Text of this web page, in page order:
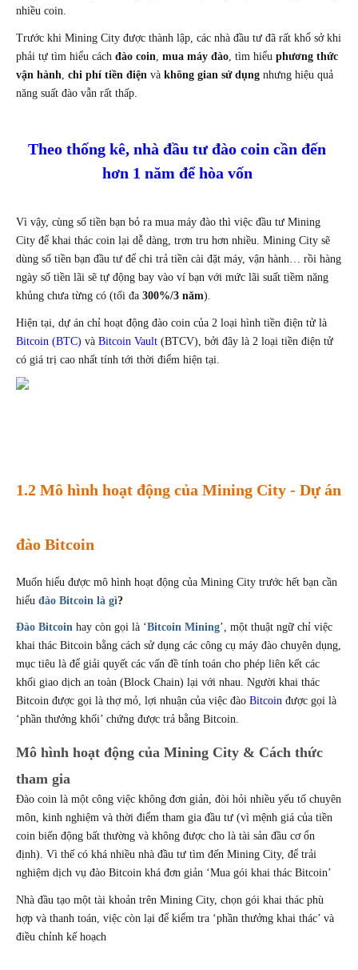
nhiều coin.
Trước khi Mining City được thành lập, các nhà đầu tư đã rất khổ sở khi
phải tự tìm hiểu cách đào coin, mua máy đào, tìm hiểu phương thức
vận hành, chi phí tiền điện và không gian sử dụng nhưng hiệu quả
năng suất đào vẫn rất thấp.
Theo thống kê, nhà đầu tư đào coin cần đến
hơn 1 năm để hòa vốn
Vì vậy, cùng số tiền bạn bỏ ra mua máy đào thì việc đầu tư Mining
City để khai thác coin lại dễ dàng, trơn tru hơn nhiều. Mining City sẽ
dùng số tiền bạn đầu tư để chi trả tiền cài đặt máy, vận hành… rồi hàng
ngày số tiền lãi sẽ tự động bay vào ví bạn với mức lãi suất tiềm năng
khủng chưa từng có (tối đa 300%/3 năm).
Bitcoin (BTC) và Bitcoin Vault (BTCV), bởi đây là 2 loại tiền điện tử
có giá trị cao nhất tính tới thời điểm hiện tại.
1.2 Mô hình hoạt động của Mining City - Dự án
đào Bitcoin
Muốn hiểu được mô hình hoạt động của Mining City trước hết bạn cần
hiểu đào Bitcoin là gì?
Đào Bitcoin hay còn gọi là ‘Bitcoin Mining’, một thuật ngữ chỉ việc
khai thác Bitcoin bằng cách sử dụng các công cụ máy đào chuyên dụng,
mục tiêu là để giải quyết các vấn đề tính toán cho phép liên kết các
khối giao dịch an toàn (Block Chain) lại với nhau. Người khai thác
Bitcoin được gọi là thợ mỏ, lợi nhuận của việc đào Bitcoin được gọi là
‘phần thưởng khối’ chứng được trả bằng Bitcoin.
Mô hình hoạt động của Mining City & Cách thức
tham gia
Đào coin là một công việc không đơn giản, đòi hỏi nhiều yếu tố chuyên
môn, kinh nghiệm và thời điểm tham gia đầu tư (vì mệnh giá của tiền
coin biến động bất thường và không được cho là tài sản đầu cơ ổn
định). Vì thế có khá nhiều nhà đầu tư tìm đến Mining City, để trải
nghiệm dịch vụ đào Bitcoin khá đơn giản ‘Mua gói khai thác Bitcoin’
Nhà đầu tạo một tài khoản trên Mining City, chọn gói khai thác phù
hợp và thanh toán, việc còn lại để kiểm tra ‘phần thưởng khai thác’ và
điều chỉnh kế hoạch